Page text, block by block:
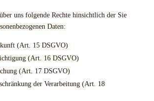
uns folgende Rechte hinsichtlich der Sie
Daten:
(Art. 15 DSGVO)
(Art. 16 DSGVO)
(Art. 17 DSGVO)
der Verarbeitung (Art. 18